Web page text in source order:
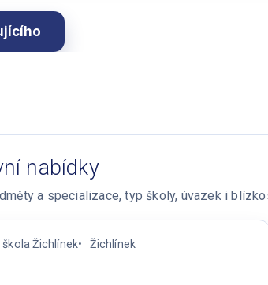
nabídky
a specializace, typ školy, úvazek i
Žichlínek Žichlínek